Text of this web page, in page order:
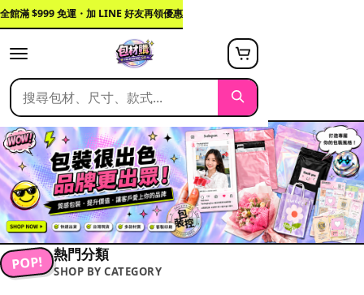
全館滿 $999 免運・加 LINE 好友再領優惠
POP! 熱門分類
SHOP BY CATEGORY